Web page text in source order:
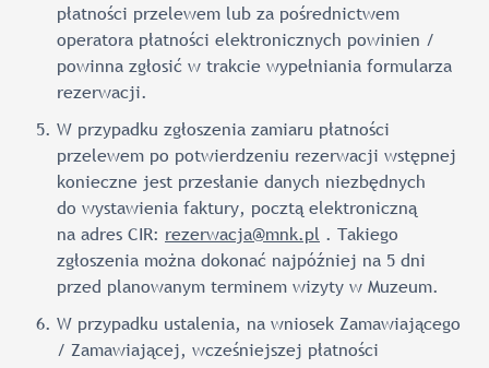
płatności przelewem lub za pośrednictwem
operatora płatności elektronicznych powinien /
powinna zgłosić w trakcie wypełniania formularza
rezerwacji.
W przypadku zgłoszenia zamiaru płatności
przelewem po potwierdzeniu rezerwacji wstępnej
konieczne jest przesłanie danych niezbędnych
do wystawienia faktury, pocztą elektroniczną
na adres CIR: rezerwacja@mnk.pl . Takiego
zgłoszenia można dokonać najpóźniej na 5 dni
przed planowanym terminem wizyty w Muzeum.
W przypadku ustalenia, na wniosek Zamawiającego
/ Zamawiającej, wcześniejszej płatności